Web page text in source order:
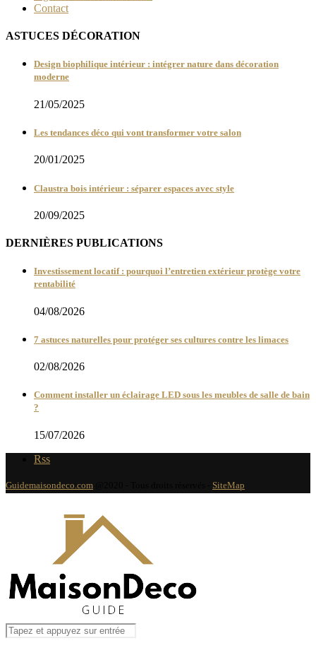
Contact
ASTUCES DÉCORATION
Design biophilique intérieur : intégrer nature dans décoration
moderne
21/05/2025
Les tendances déco qui vont transformer votre salon
20/01/2025
Claustra bois intérieur : séparer espaces avec style
20/09/2025
DERNIÈRES PUBLICATIONS
Investissement locatif : pourquoi l’entretien extérieur protège votre
rentabilité
04/08/2026
7 astuces naturelles pour protéger ses cultures contre les limaces
02/08/2026
Comment installer un éclairage LED sous les meubles de salle de bain
?
15/07/2026
Rss
Guidemaisondeco.com SiteMap